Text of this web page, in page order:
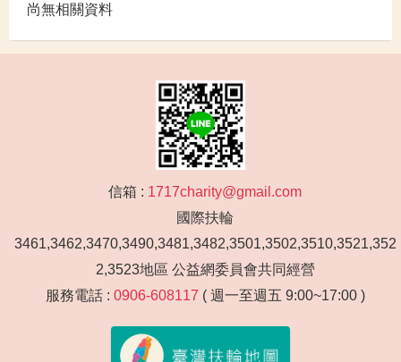
尚無相關資料
信箱 : 1717charity@gmail.com
國際扶輪
3461,3462,3470,3490,3481,3482,3501,3502,3510,3521,352
2,3523地區 公益網委員會共同經營
服務電話 : 0906-608117 ( 週一至週五 9:00~17:00 )